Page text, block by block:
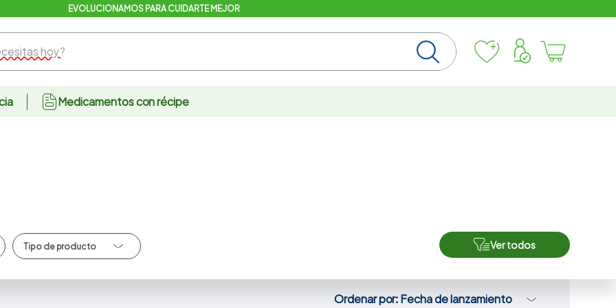
EVOLUCIONAMOS PARA CUIDARTE MEJOR
hoy?
Medicamentos con récipe
Ver todos
Ordenar por Fecha de lanzamiento